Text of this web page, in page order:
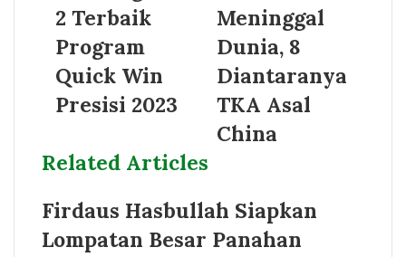
2 Terbaik
Program
Quick Win
Presisi 2023
Meninggal
Dunia, 8
Diantaranya
TKA Asal
China
Related Articles
Firdaus Hasbullah Siapkan
Lompatan Besar Panahan